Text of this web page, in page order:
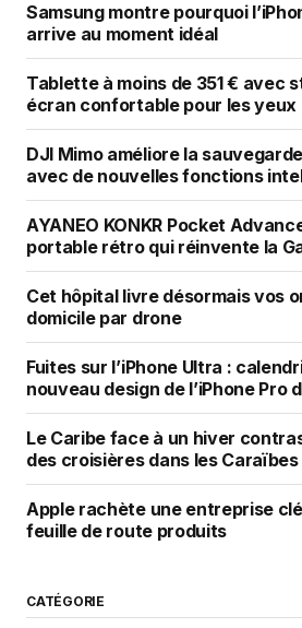
Samsung montre pourquoi
arrive au moment idéal
Tablette à moins de 351 € avec
écran confortable pour les yeux
DJI Mimo améliore la
avec de nouvelles fonctions
AYANEO KONKR Pocket
portable rétro qui réinvente la
Cet hôpital livre désormais vos
domicile par drone
Fuites sur l’iPhone Ultra :
nouveau design de l’iPhone Pro
Le Caribe face à un hiver
des croisières dans les Caraïbes
Apple rachète une entreprise
feuille de route produits
CATÉGORIE